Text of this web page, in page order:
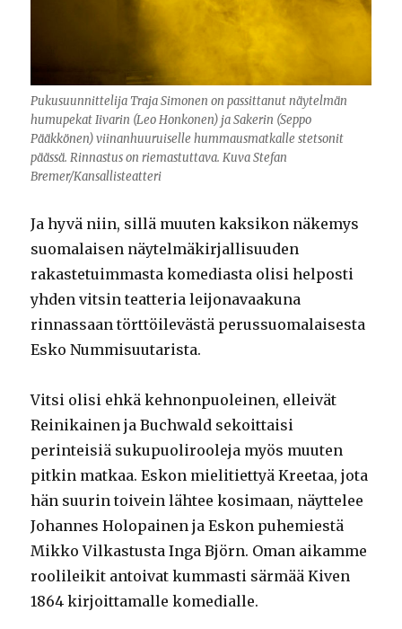
Pukusuunnittelija Traja Simonen on passittanut näytelmän
humupekat Iivarin (Leo Honkonen) ja Sakerin (Seppo
Pääkkönen) viinanhuuruiselle hummausmatkalle stetsonit
päässä. Rinnastus on riemastuttava. Kuva Stefan
Bremer/Kansallisteatteri
Ja hyvä niin, sillä muuten kaksikon näkemys
suomalaisen näytelmäkirjallisuuden
rakastetuimmasta komediasta olisi helposti
yhden vitsin teatteria leijonavaakuna
rinnassaan törttöilevästä perussuomalaisesta
Esko Nummisuutarista.
Vitsi olisi ehkä kehnonpuoleinen, elleivät
Reinikainen ja Buchwald sekoittaisi
perinteisiä sukupuolirooleja myös muuten
pitkin matkaa. Eskon mielitiettyä Kreetaa, jota
hän suurin toivein lähtee kosimaan, näyttelee
Johannes Holopainen ja Eskon puhemiestä
Mikko Vilkastusta Inga Björn. Oman aikamme
roolileikit antoivat kummasti särmää Kiven
1864 kirjoittamalle komedialle.